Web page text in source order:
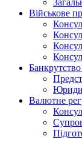
Військове
Банкрутство
Валютне